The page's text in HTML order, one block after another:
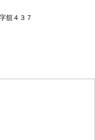
舘４３７